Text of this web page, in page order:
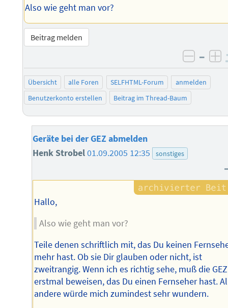
Also wie geht man vor?
Beitrag melden
–
Übersicht alle Foren SELFHTML-Forum
anmelden
Benutzerkonto erstellen
Beitrag im Thread-Baum
Geräte bei der GEZ abmelden
Henk Strobel01.09.2005 12:35 sonstiges
Hallo,
Also wie geht man vor?
Teile denen schriftlich mit, das Du keinen
mehr hast. Ob sie Dir glauben oder nicht, ist
zweitrangig. Wenn ich es richtig sehe, muß die
erstmal beweisen, das Du einen Fernseher hast.
andere würde mich zumindest sehr wundern.